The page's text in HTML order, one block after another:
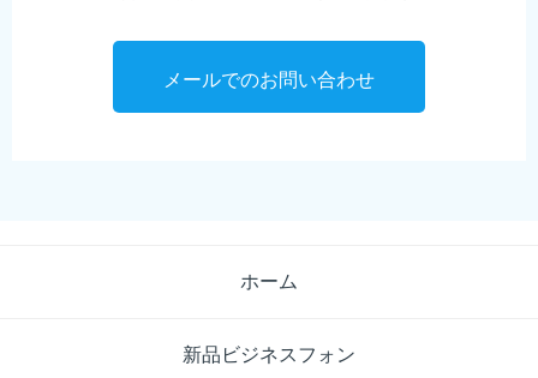
メールでのお問い合わせ
ホーム
新品ビジネスフォン